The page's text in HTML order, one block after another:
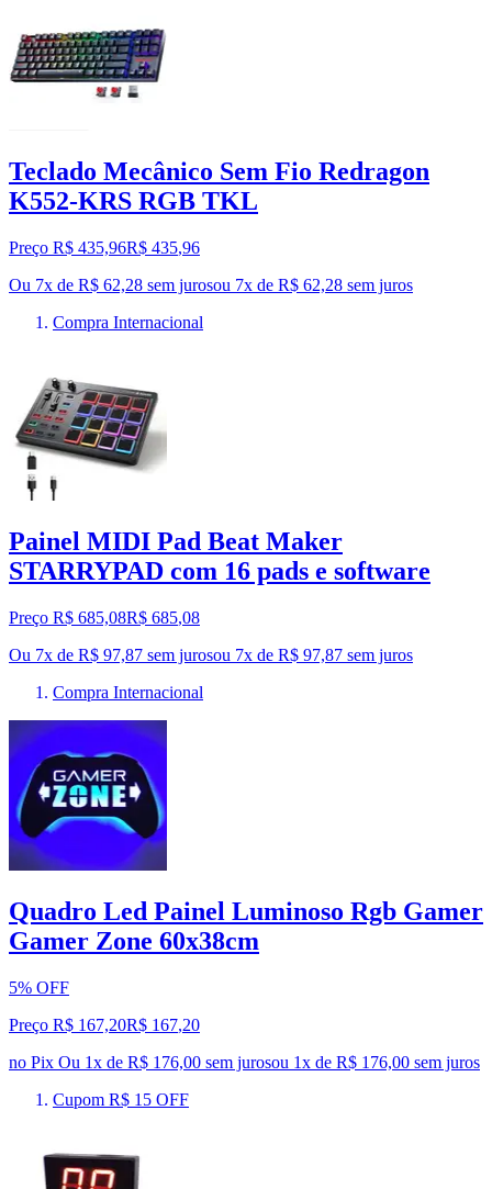
Teclado Mecânico Sem Fio Redragon
K552-KRS RGB TKL
Preço R$ 435,96R$ 435,96
Ou 7x de R$ 62,28 sem jurosou 7x de R$ 62,28 sem juros
Compra Internacional
Painel MIDI Pad Beat Maker
STARRYPAD com 16 pads e software
Preço R$ 685,08R$ 685,08
Ou 7x de R$ 97,87 sem jurosou 7x de R$ 97,87 sem juros
Compra Internacional
Quadro Led Painel Luminoso Rgb Gamer
Gamer Zone 60x38cm
5% OFF
Preço R$ 167,20R$ 167,20
no Pix Ou 1x de R$ 176,00 sem jurosou 1x de R$ 176,00 sem juros
Cupom R$ 15 OFF